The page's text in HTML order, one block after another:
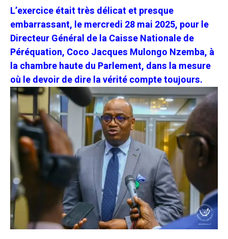
L’exercice était très délicat et presque
embarrassant, le mercredi 28 mai 2025, pour le
Directeur Général de la Caisse Nationale de
Péréquation, Coco Jacques Mulongo Nzemba, à
la chambre haute du Parlement, dans la mesure
où le devoir de dire la vérité compte toujours.